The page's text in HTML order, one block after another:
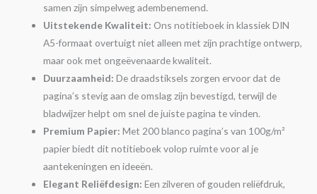
samen zijn simpelweg adembenemend.
Uitstekende Kwaliteit: Ons notitieboek in klassiek DIN
A5-formaat overtuigt niet alleen met zijn prachtige ontwerp,
maar ook met ongeëvenaarde kwaliteit.
Duurzaamheid: De draadstiksels zorgen ervoor dat de
pagina’s stevig aan de omslag zijn bevestigd, terwijl de
bladwijzer helpt om snel de juiste pagina te vinden.
Premium Papier: Met 200 blanco pagina’s van 100g/m²
papier biedt dit notitieboek volop ruimte voor al je
aantekeningen en ideeën.
Elegant Reliëfdesign: Een zilveren of gouden reliëfdruk,